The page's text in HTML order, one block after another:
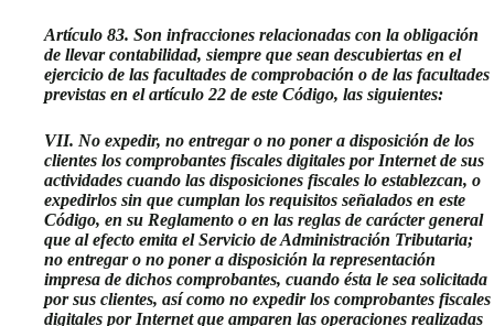
Artículo 83. Son infracciones relacionadas con la obligación
de llevar contabilidad, siempre que sean descubiertas en el
ejercicio de las facultades de comprobación o de las facultades
previstas en el artículo 22 de este Código, las siguientes:
VII. No expedir, no entregar o no poner a disposición de los
clientes los comprobantes fiscales digitales por Internet de sus
actividades cuando las disposiciones fiscales lo establezcan, o
expedirlos sin que cumplan los requisitos señalados en este
Código, en su Reglamento o en las reglas de carácter general
que al efecto emita el Servicio de Administración Tributaria;
no entregar o no poner a disposición la representación
impresa de dichos comprobantes, cuando ésta le sea solicitada
por sus clientes, así como no expedir los comprobantes fiscales
digitales por Internet que amparen las operaciones realizadas